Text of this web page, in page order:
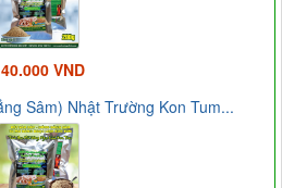
VND
Sâm) Nhật Trường Kon Tum...